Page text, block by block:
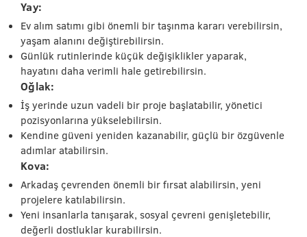
Yay:
Ev alım satımı gibi önemli bir taşınma kararı verebilirsin,
yaşam alanını değiştirebilirsin.
Günlük rutinlerinde küçük değişiklikler yaparak,
hayatını daha verimli hale getirebilirsin.
Oğlak:
İş yerinde uzun vadeli bir proje başlatabilir, yönetici
pozisyonlarına yükselebilirsin.
Kendine güveni yeniden kazanabilir, güçlü bir özgüvenle
adımlar atabilirsin.
Kova:
Arkadaş çevrenden önemli bir fırsat alabilirsin, yeni
projelere katılabilirsin.
Yeni insanlarla tanışarak, sosyal çevreni genişletebilir,
değerli dostluklar kurabilirsin.